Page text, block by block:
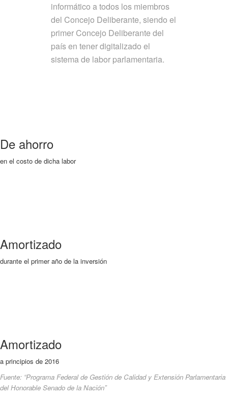
informático a todos los miembros
del Concejo Deliberante, siendo el
primer Concejo Deliberante del
país en tener digitalizado el
sistema de labor parlamentaria.
De ahorro
en el costo de dicha labor
Amortizado
durante el primer año de la inversión
Amortizado
a principios de 2016
Fuente: “Programa Federal de Gestión de Calidad y Extensión Parlamentaria
del Honorable Senado de la Nación”